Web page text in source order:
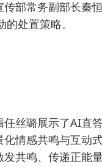
部常务副部长秦
处置策略。
丝璐展示了AI直
情感共鸣与互动
共鸣、传递正能